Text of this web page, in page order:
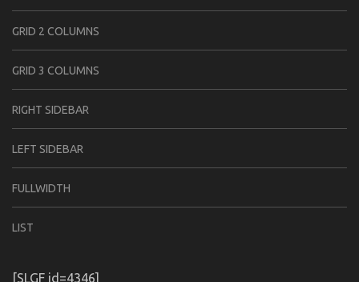
GRID 2 COLUMNS
GRID 3 COLUMNS
RIGHT SIDEBAR
LEFT SIDEBAR
FULLWIDTH
LIST
[SLGF id=4346]